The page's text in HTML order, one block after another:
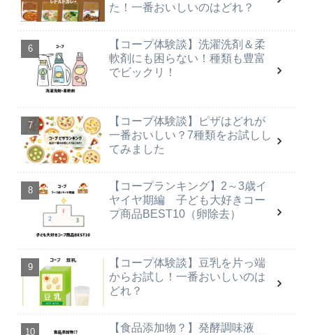
た！一番おいしいのはどれ？
【コープ体験談】洗濯洗剤＆柔
軟剤にも困らない！種類も豊富
でビックリ！
【コープ体験談】ピザはどれが
一番おいしい？7種類をお試しし
てみました
【コープランキング】2～3歳イ
ヤイヤ期編 子ども大好きコー
プ商品BEST10（卵除去）
【コープ体験談】豆乳を片っ端
からお試し！一番おいしいのは
どれ？
【食品添加物？】発酵調味液